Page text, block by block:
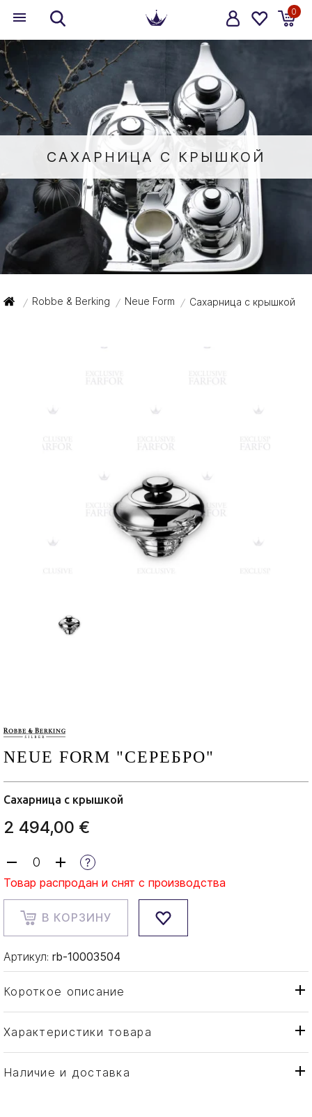
0
САХАРНИЦА С КРЫШКОЙ
/ Robbe & Berking / Neue Form / Сахарница с крышкой
NEUE FORM "СЕРЕБРО"
Сахарница с крышкой
2 494,00 €
Товар распродан и снят с производства
В КОРЗИНУ
Артикул: rb-10003504
Короткое описание
Характеристики товара
Тип товара
Сахарница
Бренд
Наличие и доставка